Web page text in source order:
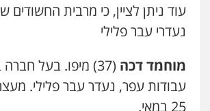
עוד ניתן לציין, כי מרבית החשודים
נעדרי עבר פלילי
מוחמד דכה
(37) מיפו. בעל
עבודות עפר, נעדר עבר פלילי.
25 במאי.
עו"ד תמיר סולומון
פלילי
עו"ד משה פלמור